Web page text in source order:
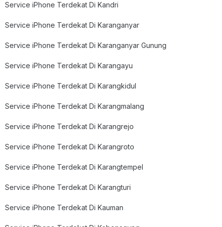
Service iPhone Terdekat Di Kandri
Service iPhone Terdekat Di Karanganyar
Service iPhone Terdekat Di Karanganyar Gunung
Service iPhone Terdekat Di Karangayu
Service iPhone Terdekat Di Karangkidul
Service iPhone Terdekat Di Karangmalang
Service iPhone Terdekat Di Karangrejo
Service iPhone Terdekat Di Karangroto
Service iPhone Terdekat Di Karangtempel
Service iPhone Terdekat Di Karangturi
Service iPhone Terdekat Di Kauman